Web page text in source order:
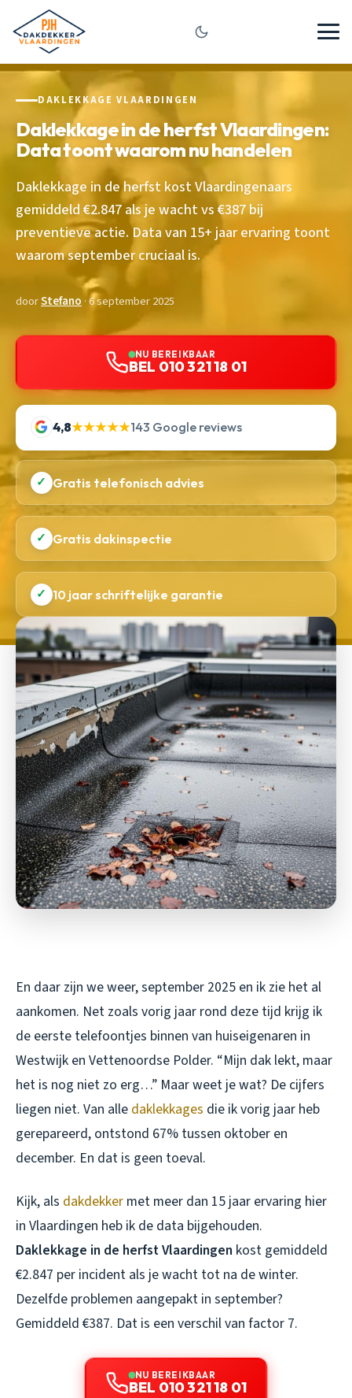
DAKLEKKAGE VLAARDINGEN
Daklekkage in de herfst Vlaardingen:
Data toont waarom nu handelen
Daklekkage in de herfst kost Vlaardingenaars
gemiddeld €2.847 als je wacht vs €387 bij
preventieve actie. Data van 15+ jaar ervaring toont
waarom september cruciaal is.
doorStefano · 6 september 2025
NU BEREIKBAAR
BEL 010 321 18 01
4,8★★★★★143 Google reviews
✓ Gratis telefonisch advies
✓ Gratis dakinspectie
✓ 10 jaar schriftelijke garantie
En daar zijn we weer, september 2025 en ik zie het al
aankomen. Net zoals vorig jaar rond deze tijd krijg ik
de eerste telefoontjes binnen van huiseigenaren in
Westwijk en Vettenoordse Polder. “Mijn dak lekt, maar
het is nog niet zo erg…” Maar weet je wat? De cijfers
liegen niet. Van alle daklekkages die ik vorig jaar heb
gerepareerd, ontstond 67% tussen oktober en
december. En dat is geen toeval.
Kijk, als dakdekker met meer dan 15 jaar ervaring hier
in Vlaardingen heb ik de data bijgehouden.
Daklekkage in de herfst Vlaardingen kost gemiddeld
€2.847 per incident als je wacht tot na de winter.
Dezelfde problemen aangepakt in september?
Gemiddeld €387. Dat is een verschil van factor 7.
NU BEREIKBAAR
BEL 010 321 18 01